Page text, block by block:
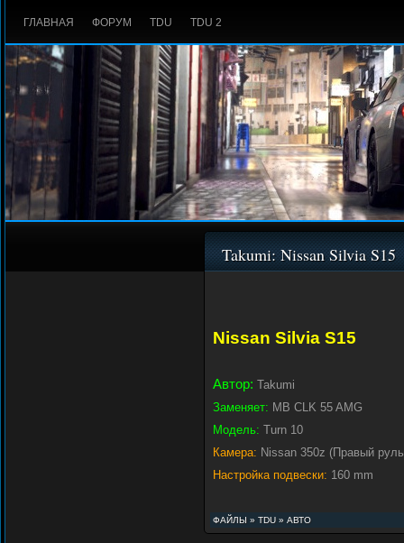
ГЛАВНАЯ ФОРУМ TDU TDU 2
Takumi: Nissan Silvia S15
Nissan Silvia S15
Автор: Takumi
Заменяет: MB CLK 55 AMG
Модель: Turn 10
Камера: Nissan 350z (Правый
Настройка подвески: 160 mm
ФАЙЛЫ » TDU » АВТО